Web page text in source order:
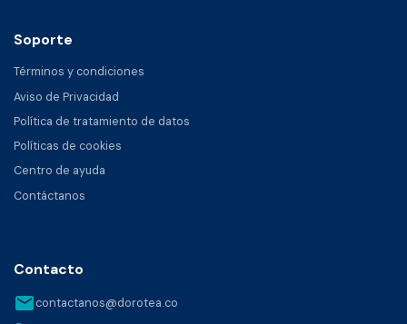
Soporte
Términos y condiciones
Aviso de Privacidad
Política de tratamiento de datos
Políticas de cookies
Centro de ayuda
Contáctanos
Contacto
emailcontactanos@dorotea.co